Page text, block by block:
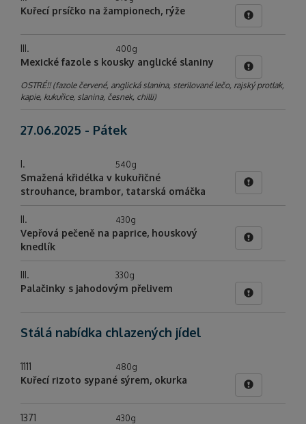
Kuřecí prsíčko na žampionech, rýže
III. 400g
Mexické fazole s kousky anglické slaniny
OSTRÉ!! (fazole červené, anglická slanina, sterilované lečo, rajský protlak,
kapie, kukuřice, slanina, česnek, chilli)
27.06.2025 - Pátek
I. 540g
Smažená křidélka v kukuřičné
strouhance, brambor, tatarská omáčka
II. 430g
Vepřová pečeně na paprice, houskový
knedlík
III. 330g
Palačinky s jahodovým přelivem
Stálá nabídka chlazených jídel
1111 480g
Kuřecí rizoto sypané sýrem, okurka
1371 430g